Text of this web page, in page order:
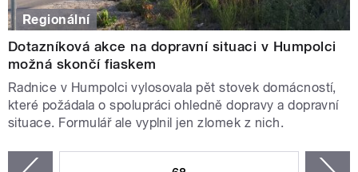
Regionální
Dotazníková akce na dopravní situaci v Humpolci
možná skončí fiaskem
Radnice v Humpolci vylosovala pět stovek domácností,
které požádala o spolupráci ohledně dopravy a dopravní
situace. Formulář ale vyplnil jen zlomek z nich.